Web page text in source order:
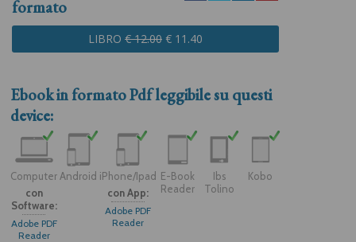
formato
LIBRO € 12.00 € 11.40
Ebook in formatoPdfleggibile su questi
device:
Computer
con
Software:
Adobe PDF
Reader
Android iPhone/Ipad
con App:
Adobe PDF
Reader
E-Book
Reader
Ibs
Tolino
Kobo